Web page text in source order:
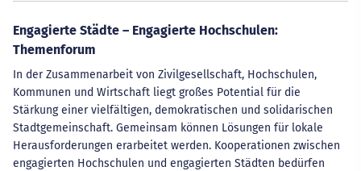
Engagierte Städte – Engagierte Hochschulen:
Themenforum
In der Zusammenarbeit von Zivilgesellschaft, Hochschulen,
Kommunen und Wirtschaft liegt großes Potential für die
Stärkung einer vielfältigen, demokratischen und solidarischen
Stadtgemeinschaft. Gemeinsam können Lösungen für lokale
Herausforderungen erarbeitet werden. Kooperationen zwischen
engagierten Hochschulen und engagierten Städten bedürfen